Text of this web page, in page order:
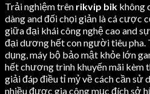
Trải nghiệm trên rikvip bik không
dàng and đối chọi giản là cá cược
giữa đại khái công nghệ cao and
đại dương hết con người tiêu pha.
dụng, máy bộ bảo mật khỏe lớn
hết chương trình khuyến mãi kèm
giải đáp điều tỉ mỷ về cách cần sử
nhiều được gia công mục đích sở